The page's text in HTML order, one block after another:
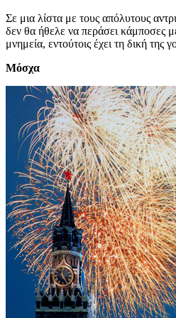
Σε μια λίστα με τους απόλυτους
δεν θα ήθελε να περάσει κάμποσες
μνημεία, εντούτοις έχει τη δική
Μόσχα